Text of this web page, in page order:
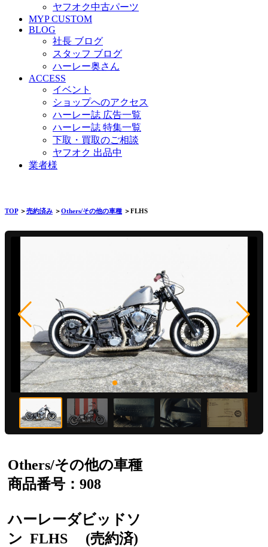
ヤフオク中古パーツ
MYP CUSTOM
BLOG
社長 ブログ
スタッフ ブログ
ハーレー奥さん
ACCESS
イベント
ショップへのアクセス
ハーレー誌 広告一覧
ハーレー誌 特集一覧
下取・買取のご相談
ヤフオク 出品中
業者様
TOP＞売約済み ＞Others/その他の車種 ＞FLHS
Others/その他の車種
商品番号：908
ハーレーダビッドソ
ン FLHS (売約済)